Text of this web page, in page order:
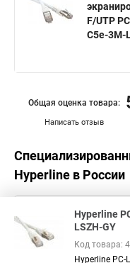
F/UTP
C5e-3M-
Написать отзыв
Общая оценка товара:
Hyperline в России
Hyperline
LSZH-GY
Код товара:
Hyperline PC-